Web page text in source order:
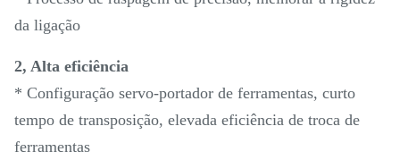
da ligação
2, Alta eficiência
* Configuração servo-portador de ferramentas, curto
tempo de transposição, elevada eficiência de troca de
ferramentas